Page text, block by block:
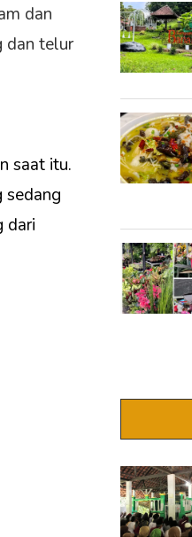
dan
dan telur
saat itu.
sedang
dari